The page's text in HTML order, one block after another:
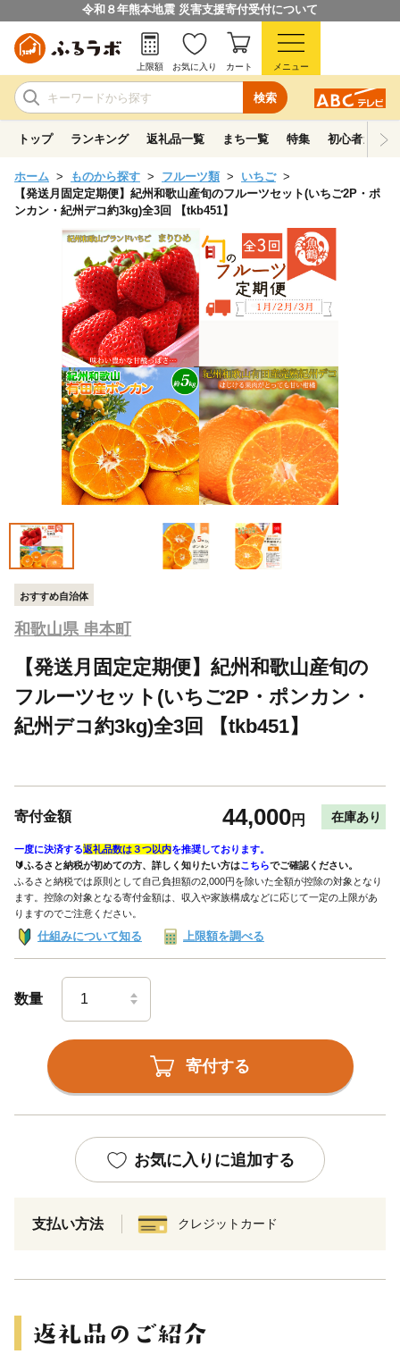
令和８年熊本地震 災害支援寄付受付について
検索
上限額 お気に入り カート メニュー
トップ ランキング 返礼品一覧 まち一覧 特集 初心者ガイド
ホーム ものから探す フルーツ類
いちご
【発送月固定定期便】紀州和歌山産旬のフルーツセット(いちご2P・ポ
ンカン・紀州デコ約3kg)全3回 【tkb451】
おすすめ自治体
和歌山県 串本町
【発送月固定定期便】紀州和歌山産旬の
フルーツセット(いちご2P・ポンカン・
紀州デコ約3kg)全3回 【tkb451】
寄付金額 44,000円 在庫あり
一度に決済する返礼品数は３つ以内を推奨しております。
🔰ふるさと納税が初めての方、詳しく知りたい方はこちらでご確認ください。
ふるさと納税では原則として自己負担額の2,000円を除いた全額が控除の対象となり
ます。控除の対象となる寄付金額は、収入や家族構成などに応じて一定の上限があ
りますのでご注意ください。
仕組みについて知る 上限額を調べる
数量
寄付する
お気に入りに追加する
支払い方法 クレジットカード